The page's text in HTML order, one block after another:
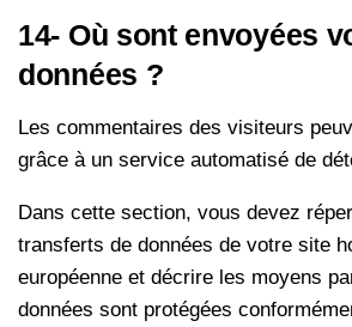
14- Où sont envoyées
données ?
Les commentaires des visiteurs
grâce à un service automatisé de
Dans cette section, vous devez
transferts de données de votre site
européenne et décrire les moyens
données sont protégées